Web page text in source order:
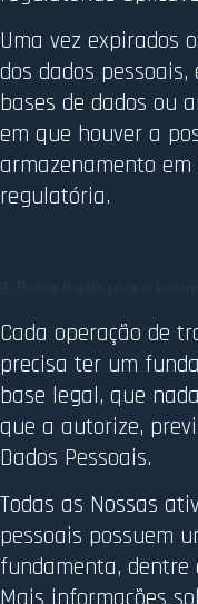
Uma vez expirados
dos dados
bases de dados ou
em que houver a
armazenamento
regulatória.
Cada operação de
precisa ter um
base legal, que
que a autorize,
Dados Pessoais.
Todas as Nossas
pessoais possuem
fundamenta,